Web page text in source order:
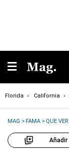
Florida California
MAG >FAMA > QUE VER